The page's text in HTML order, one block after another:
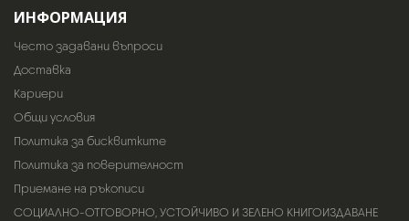
ИНФОРМАЦИЯ
Често задавани въпроси
Доставка
Кариери
Общи условия
Политика за бисквитките
Политика за поверителност
Приемане на ръкописи
СОЦИАЛНО-ОТГОВОРНО, УСТОЙЧИВО И ЗЕЛЕНО КНИГОИЗДАВАНЕ